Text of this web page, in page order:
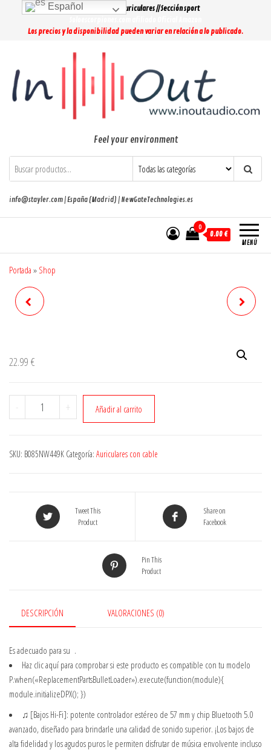
contenido
Lo más buscado: Auriculares // Sección sport
Los precios y la disponibilidad pueden variar en relación a lo publicado.
Feel your environment
info@stayler.com | España (Madrid) | NewGateTechnologies.es
MENÚ
0
0.00 €
Portada » Shop
22.99 €
- Cantidad + Añadir al carrito
SKU: B085NW449K Categoría: Auriculares con cable
Tweet This
Product
Share on
Facebook
Pin This
Product
DESCRIPCIÓN VALORACIONES (0)
Es adecuado para su .
Haz clic aquí para comprobar si este producto es compatible con tu modelo
P.when(«ReplacementPartsBulletLoader»).execute(function(module){
module.initializeDPX(); })
♫ [Bajos Hi-Fi]: potente controlador estéreo de 57 mm y chip Bluetooth 5.0
avanzado, diseñado para brindarle una calidad de sonido superior. ¡Los bajos de
alta fidelidad y los agudos puros le permiten disfrutar de música envolvente incluso
Español